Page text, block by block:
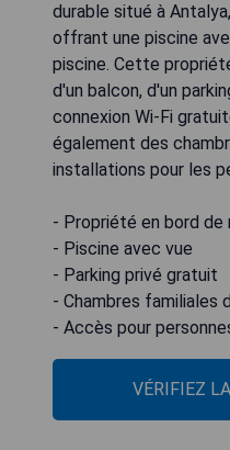
durable situé à
offrant une piscine
piscine. Cette
d'un balcon, d'un
connexion Wi-Fi
également des
installations pour les
- Propriété en bord de
- Piscine avec vue
- Parking privé gratuit
- Chambres familiales
- Accès pour
VÉRIFIEZ